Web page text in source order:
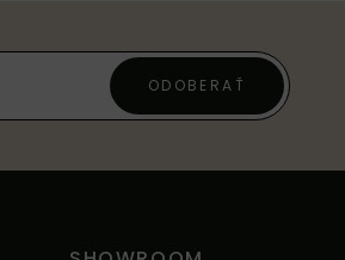
ODOBERAŤ